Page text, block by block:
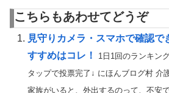
こちらもあわせてどうぞ
見守りカメラ・スマホで確認で
すすめはコレ！
1日1回のランキン
タップで投票完了↓ にほんブログ村 介
家族がいると、外出するのって、不安